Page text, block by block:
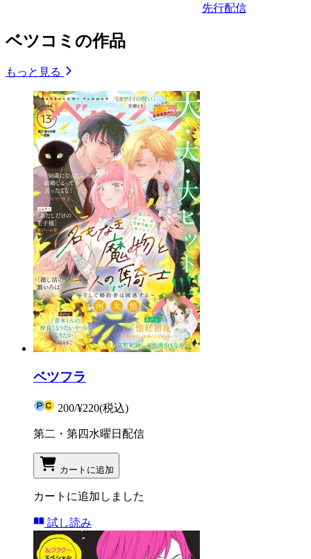
先行配信
ベツコミの作品
もっと見る
ベツフラ
200/¥220(税込)
第二・第四水曜日配信
カートに追加
カートに追加しました
試し読み